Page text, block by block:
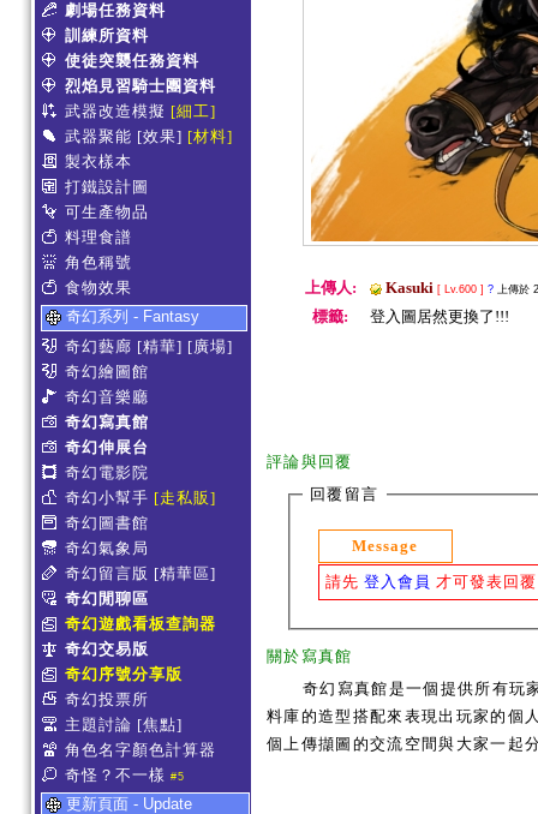
劇場任務資料
訓練所資料
使徒突襲任務資料
烈焰見習騎士團資料
武器改造模擬 [細工]
武器聚能 [效果] [材料]
製衣樣本
打鐵設計圖
可生產物品
料理食譜
角色稱號
食物效果
奇幻系列 - Fantasy
奇幻藝廊 [精華] [廣場]
奇幻繪圖館
奇幻音樂廳
奇幻寫真館
奇幻伸展台
奇幻電影院
奇幻小幫手 [走私販]
奇幻圖書館
奇幻氣象局
奇幻留言版 [精華區]
奇幻閒聊區
奇幻遊戲看板查詢器
奇幻交易版
奇幻序號分享版
奇幻投票所
主題討論 [焦點]
角色名字顏色計算器
奇怪？不一樣 #5
更新頁面 - Update
上傳人: Kasuki [ Lv.600 ] ? 上傳於
標籤: 登入圖居然更換了!!!
評論與回覆
回覆留言
Message
請先 登入會員 才可發表回
關於寫真館
奇幻寫真館是一個提供所有玩
料庫的造型搭配來表現出玩家的個
個上傳擷圖的交流空間與大家一起